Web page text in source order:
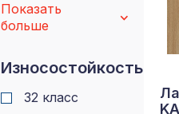
Показать
больше
Износостойкость
32 класс